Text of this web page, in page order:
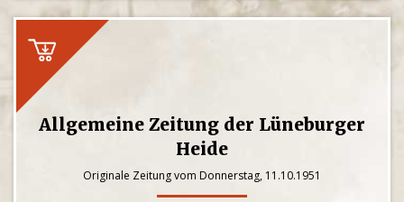
Allgemeine Zeitung der Lüneburger
Heide
Originale Zeitung vom Donnerstag, 11.10.1951